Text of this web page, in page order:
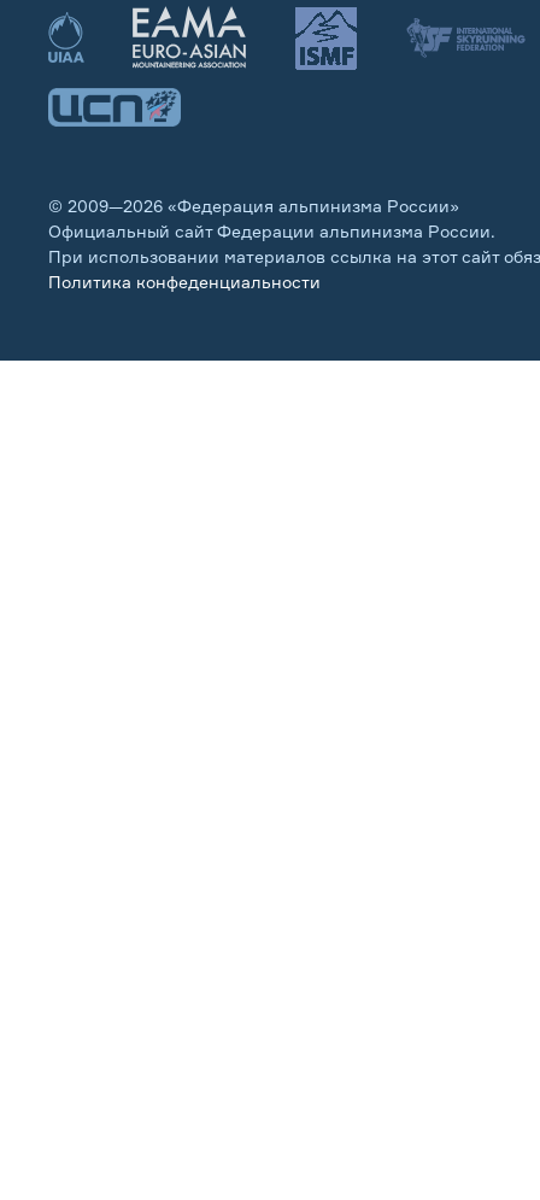
© 2009—2026 «Федерация альпинизма России»
Официальный сайт Федерации альпинизма России.
При использовании материалов ссылка на этот сайт
Политика конфеденциальности